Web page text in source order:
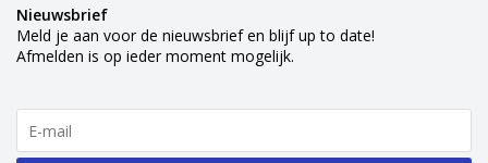
Nieuwsbrief
Meld je aan voor de nieuwsbrief en blijf up to date!
Afmelden is op ieder moment mogelijk.